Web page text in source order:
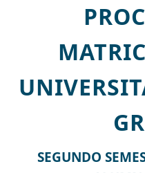
SEGUNDO